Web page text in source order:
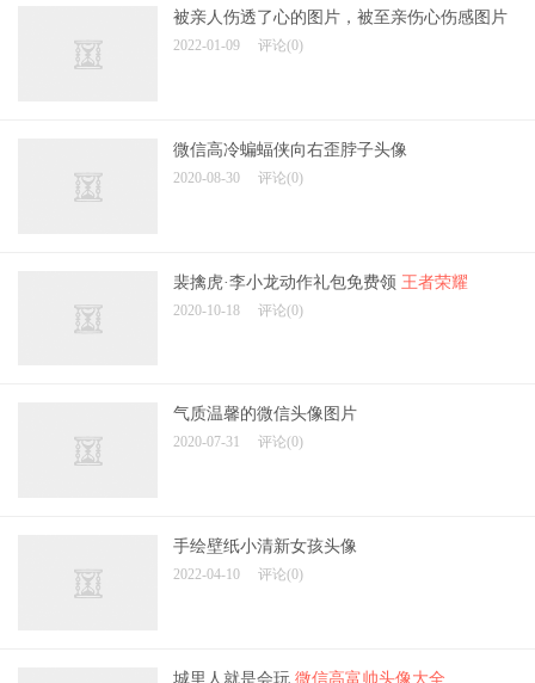
被亲人伤透了心的图片，被至亲伤心伤感图片
2022-01-09 评论(0)
微信高冷蝙蝠侠向右歪脖子头像
2020-08-30 评论(0)
裴擒虎·李小龙动作礼包免费领 王者荣耀
2020-10-18 评论(0)
气质温馨的微信头像图片
2020-07-31 评论(0)
手绘壁纸小清新女孩头像
2022-04-10 评论(0)
城里人就是会玩 微信高富帅头像大全